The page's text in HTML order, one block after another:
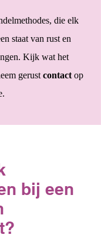
die elk
staat van rust en
Kijk wat het
gerust contact op
bij een